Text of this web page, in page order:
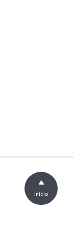
início